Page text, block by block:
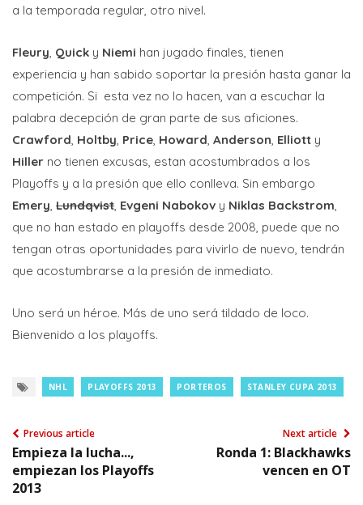
a la temporada regular, otro nivel.
Fleury, Quick y Niemi han jugado finales, tienen
experiencia y han sabido soportar la presión hasta ganar la
competición. Si esta vez no lo hacen, van a escuchar la
palabra decepción de gran parte de sus aficiones.
Crawford, Holtby, Price, Howard, Anderson, Elliott y
Hiller no tienen excusas, estan acostumbrados a los
Playoffs y a la presión que ello conlleva. Sin embargo
Emery, Lundqvist, Evgeni Nabokov y Niklas Backstrom,
que no han estado en playoffs desde 2008, puede que no
tengan otras oportunidades para vivirlo de nuevo, tendrán
que acostumbrarse a la presión de inmediato.
Uno será un héroe. Más de uno será tildado de loco.
Bienvenido a los playoffs.
NHL PLAYOFFS 2013 PORTEROS STANLEY CUPA 2013
Previous article
Empieza la lucha...,
empiezan los Playoffs
2013
Next article
Ronda 1: Blackhawks
vencen en OT